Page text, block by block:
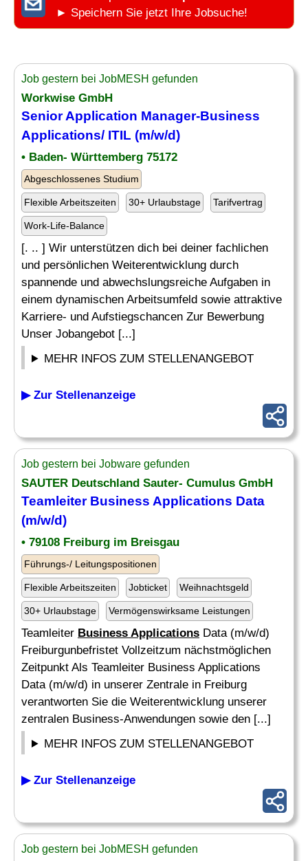
► Speichern Sie jetzt Ihre Jobsuche!
Job gestern bei JobMESH gefunden
Workwise GmbH
Senior Application Manager-Business
Applications/ ITIL (m/w/d)
• Baden- Württemberg 75172
Abgeschlossenes Studium
Flexible Arbeitszeiten 30+ Urlaubstage Tarifvertrag
Work-Life-Balance
[. .. ] Wir unterstützen dich bei deiner fachlichen
und persönlichen Weiterentwicklung durch
spannende und abwechslungsreiche Aufgaben in
einem dynamischen Arbeitsumfeld sowie attraktive
Karriere- und Aufstiegschancen Zur Bewerbung
Unser Jobangebot [...]
MEHR INFOS ZUM STELLENANGEBOT
▶ Zur Stellenanzeige
Job gestern bei Jobware gefunden
SAUTER Deutschland Sauter- Cumulus GmbH
Teamleiter Business Applications Data
(m/w/d)
• 79108 Freiburg im Breisgau
Führungs-/ Leitungspositionen
Flexible Arbeitszeiten Jobticket Weihnachtsgeld
30+ Urlaubstage Vermögenswirksame Leistungen
Teamleiter Business Applications Data (m/w/d)
Freiburgunbefristet Vollzeitzum nächstmöglichen
Zeitpunkt Als Teamleiter Business Applications
Data (m/w/d) in unserer Zentrale in Freiburg
verantworten Sie die Weiterentwicklung unserer
zentralen Business-Anwendungen sowie den [...]
MEHR INFOS ZUM STELLENANGEBOT
▶ Zur Stellenanzeige
Job gestern bei JobMESH gefunden